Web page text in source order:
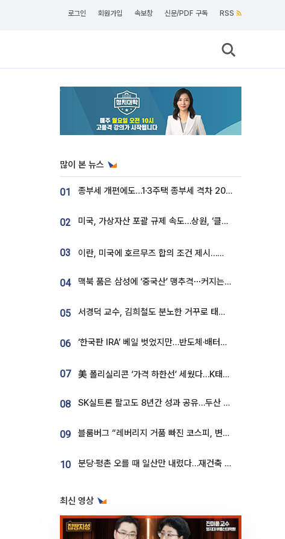
로그인 회원가입 속보창 신문/PDF 구독 RSS
많이 본 뉴스
01 종부세 개편에도…1·3주택 종부세 격차 2028년부터 확대
02 미국, 가상자산 포괄 규제 속도…상원, ‘클래리티법’ 9월 절차투표 추진
03 이란, 미국에 호르무즈 합의 조건 제시…美 “경기 아직 안 끝나” [종합]
04 맥북 품은 삼성에 ‘중국산’ 맹추격⋯커지는 노트북 OLED 시장
05 서경덕 교수, 김희철도 분노한 거꾸로 태극기⋯"엉터리는 아냐, 아쉬울 뿐"
06 ‘한국판 IRA’ 베일 벗었지만…반도체·배터리 업계 “시행령이 관건”
07 美 폴리실리콘 ‘가격 하한선’ 세웠다…K태양광 수혜 기대
08 SK실트론 팔고도 8년간 성과 공유…두산 인수대금 2.3조가 끝 아냐
09 블룸버그 “레버리지 거품 빠진 코스피, 변동성 최악 국면 지났을 가능성”
10 분당·평촌 오를 때 일산만 내렸다…재건축 기대감도 ‘무색’
최신 영상